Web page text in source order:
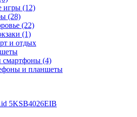
игры (12)
(28)
(22)
(1)
и отдых
смартфоны (4)
и планшеты
5KSB4026EIB